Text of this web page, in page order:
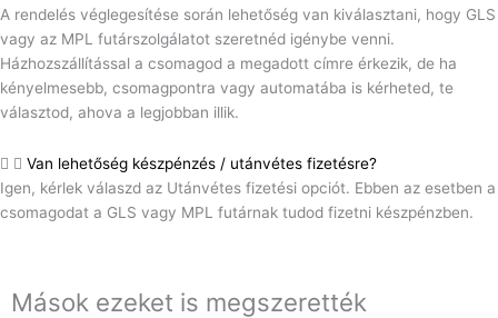
A rendelés véglegesítése során lehetőség van kiválasztani, hogy GLS
vagy az MPL futárszolgálatot szeretnéd igénybe venni.
Házhozszállítással a csomagod a megadott címre érkezik, de ha
kényelmesebb, csomagpontra vagy automatába is kérheted, te
választod, ahova a legjobban illik.
Van lehetőség készpénzés / utánvétes fizetésre?
Igen, kérlek válaszd az Utánvétes fizetési opciót. Ebben az esetben a
csomagodat a GLS vagy MPL futárnak tudod fizetni készpénzben.
Mások ezeket is megszerették